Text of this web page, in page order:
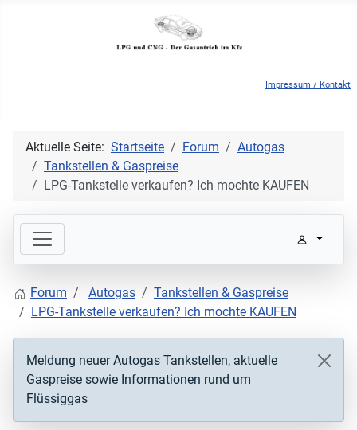
Impressum / Kontakt
Aktuelle Seite: Startseite Forum
Autogas
Tankstellen & Gaspreise
LPG-Tankstelle verkaufen? Ich mochte KAUFEN
Forum Autogas
Tankstellen & Gaspreise
LPG-Tankstelle verkaufen? Ich mochte KAUFEN
Meldung neuer Autogas Tankstellen, aktuelle
Gaspreise sowie Informationen rund um
Flüssiggas